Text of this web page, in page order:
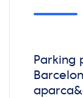
Parking